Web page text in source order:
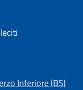
Inferiore (BS)